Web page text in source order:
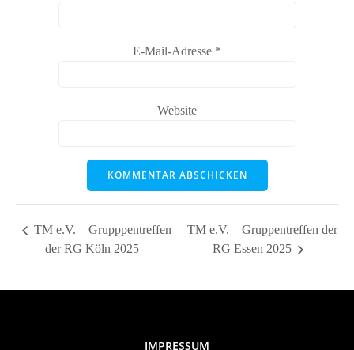
E-Mail-Adresse *
Website
TM e.V. – Grupppentreffen
der RG Köln 2025
TM e.V. – Gruppentreffen der
RG Essen 2025
IMPRESSUM